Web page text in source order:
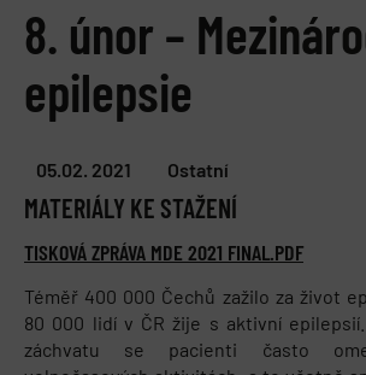
8. únor –
epilepsie
05.02. 2021 Ostatní
MATERIÁLY KE STAŽENÍ
TISKOVÁ ZPRÁVA MDE 2021 FINAL.PDF
Téměř 400 000 Čechů zažilo za život
80 000 lidí v ČR žije s aktivní
záchvatu se pacienti často